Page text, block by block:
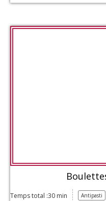
Temps total :30 min Antipasti